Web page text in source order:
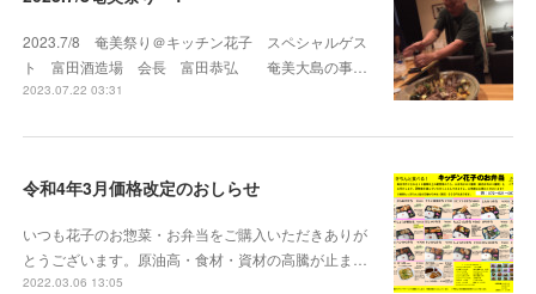
2023.7/8 奄美祭り＠キッチン花子 スペシャルゲス
ト 富田酒造場 会長 富田恭弘 奄美大島の事…
2023.07.22 03:31
令和4年3月価格改定のおしらせ
いつも花子のお惣菜・お弁当をご購入いただきありが
とうございます。原油高・食材・資材の高騰が止ま…
2022.03.06 13:05